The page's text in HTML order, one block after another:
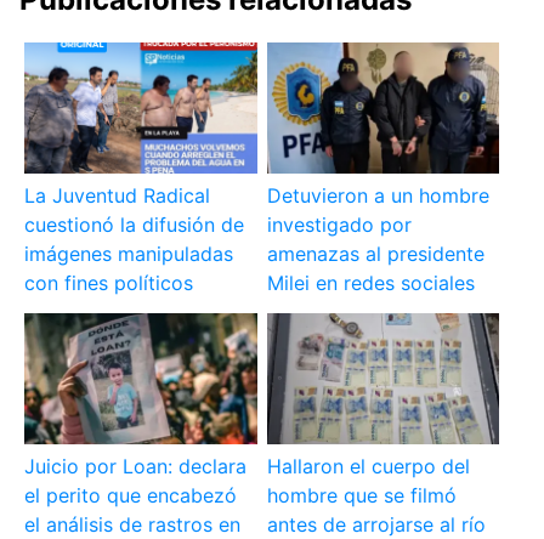
La Juventud Radical
cuestionó la difusión de
imágenes manipuladas
con fines políticos
Detuvieron a un hombre
investigado por
amenazas al presidente
Milei en redes sociales
Juicio por Loan: declara
el perito que encabezó
el análisis de rastros en
Hallaron el cuerpo del
hombre que se filmó
antes de arrojarse al río